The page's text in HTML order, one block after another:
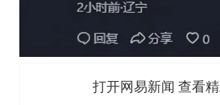
打开网易新闻 查看